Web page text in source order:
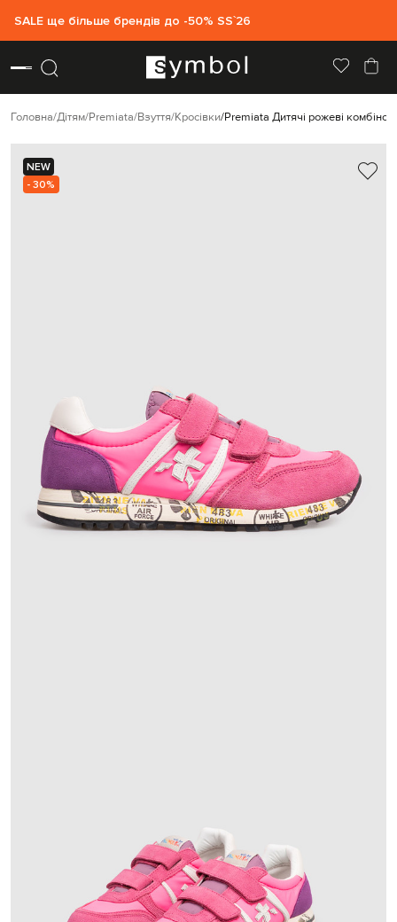
SALE ще більше брендів до -50% SS`26
Головна Дітям Premiata Взуття Кросівки Premiata Дитячі рожеві
NEW
- 30%